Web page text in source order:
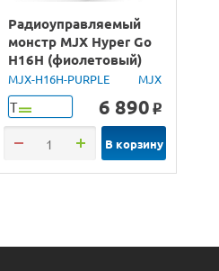
Радиоуправляемый
монстр MJX Hyper Go
H16H (фиолетовый)
4WD 2.4G LED GPS
1/16 RTR
MJX-H16H-PURPLE MJX
Т 6 890 o
В корзину